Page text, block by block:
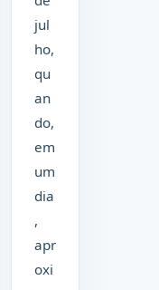
jul
ho,
qu
an
do,
em
um
dia
,
apr
oxi